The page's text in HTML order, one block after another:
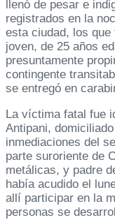
llenó de pesar e
registrados en la
esta ciudad, los
joven, de 25 años
presuntamente
contingente
se entregó en
La víctima fatal fue
Antipani,
inmediaciones del
parte suroriente de
metálicas, y padre
había acudido el
allí participar en la
personas se